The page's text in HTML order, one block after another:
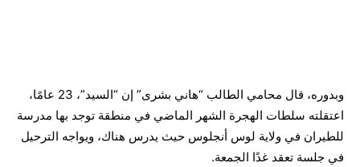
وبدوره، قال محامي الطالب “هاني بشرى” إن “السيد”، 23 عامًا،
اعتقلته سلطات الهجرة الشهر الماضي في منطقة توجد بها مدرسة
للطيران في ولاية لوس أنجلوس حيث يدرس هناك، ويواجه الترحيل
في جلسة تعقد غدًا الجمعة.